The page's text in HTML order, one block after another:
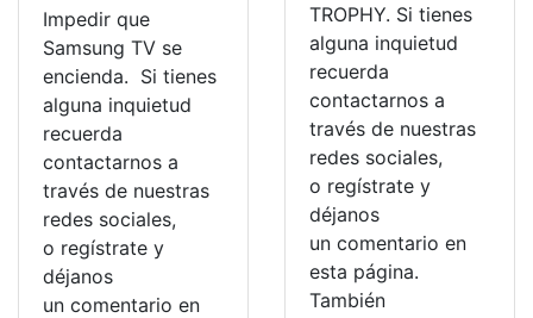
Impedir que
Samsung TV se
encienda. Si tienes
alguna inquietud
recuerda
contactarnos a
través de nuestras
redes sociales,
o regístrate y
déjanos
un comentario en
TROPHY. Si tienes
alguna inquietud
recuerda
contactarnos a
través de nuestras
redes sociales,
o regístrate y
déjanos
un comentario en
esta página.
También